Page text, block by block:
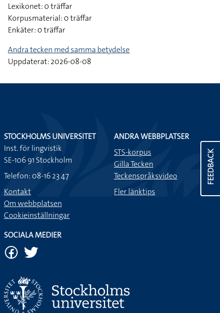
Lexikonet: 0 träffar
Korpusmaterial: 0 träffar
Enkäter: 0 träffar
Andra tecken med samma betydelse
Uppdaterat: 2026-08-08
FEEDBACK
STOCKHOLMS UNIVERSITET
Inst. för lingvistik
SE-106 91 Stockholm
Telefon: 08-16 23 47
Kontakt
Om webbplatsen
Cookieinställningar
ANDRA WEBBPLATSER
STS-korpus
Gilla Tecken
Teckenspråksvideo
Fler länktips
SOCIALA MEDIER